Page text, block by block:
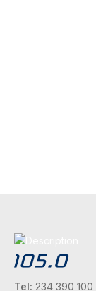
Tel: 234 390 100